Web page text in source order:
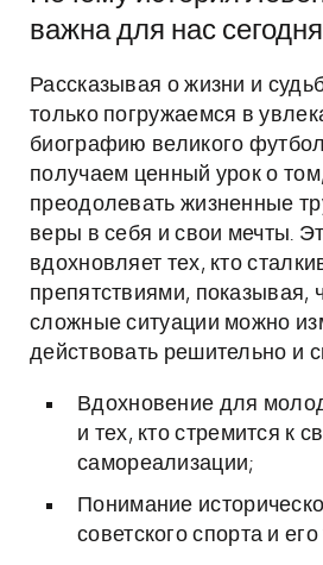
важна для нас
Рассказывая о жизни и
только погружаемся в
биографию великого
получаем ценный урок о
преодолевать жизненные
веры в себя и свои мечты.
вдохновляет тех, кто
препятствиями, показывая,
сложные ситуации можно
действовать решительно и
Вдохновение для
и тех, кто стремится к
самореализации;
Понимание
советского спорта и